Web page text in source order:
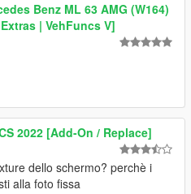
Benz ML 63 AMG (W164)
| VehFuncs V]
2022 [Add-On / Replace]
dello schermo? perchè i
alla foto fissa